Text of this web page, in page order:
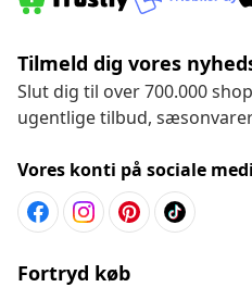
Tilmeld dig vores
Slut dig til over 700.000
ugentlige tilbud,
Vores konti på sociale
Fortryd køb